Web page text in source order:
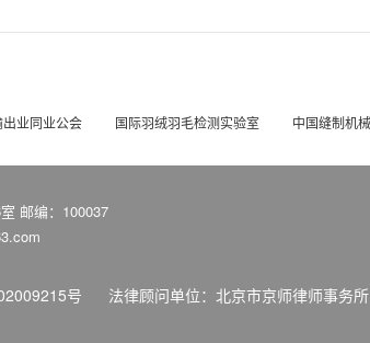
业同业公会 国际羽绒羽毛检测实验室 中国缝制机
邮编：100037
号
法律顾问单位：北京市京师律师事务